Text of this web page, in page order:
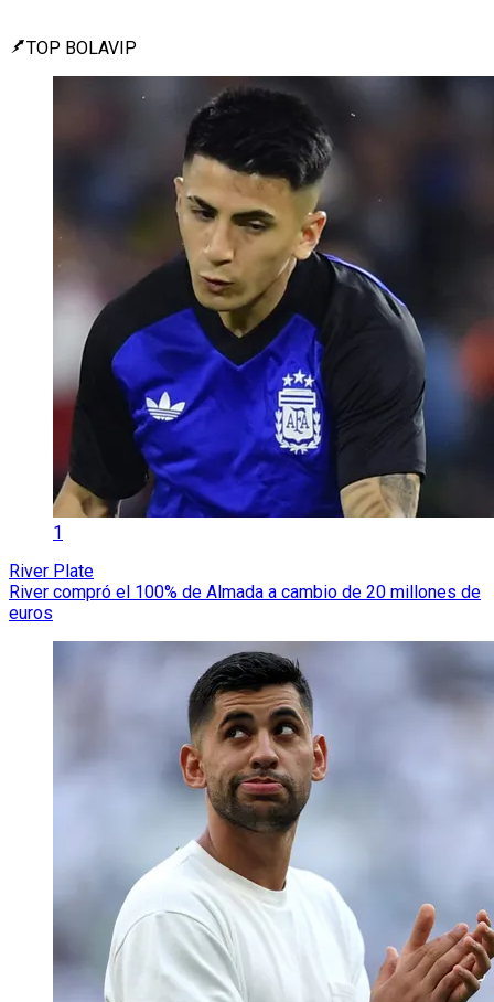
TOP BOLAVIP
1
River Plate
River compró el 100% de Almada a cambio de 20 millones de
euros